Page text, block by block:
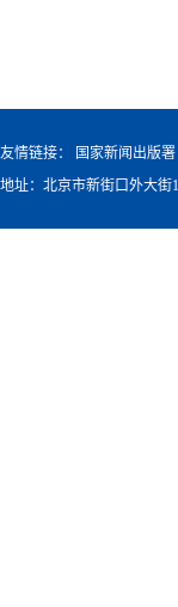
友情链接： 国家新闻出版署
地址：北京市新街口外大